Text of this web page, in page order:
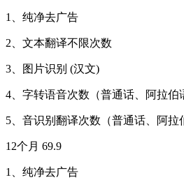
1、纯净去广告
2、文本翻译不限次数
3、图片识别 (汉文)
4、字转语音次数（普通话、阿拉伯
5、音识别翻译次数（普通话、阿拉
12个月 69.9
1、纯净去广告